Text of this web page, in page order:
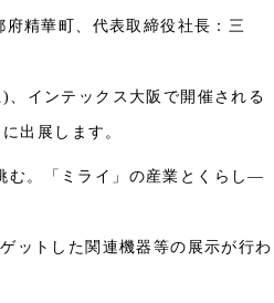
府精華町、代表取締役社長：三
) 、インテックス大阪で開催される
に出展します。
む。「ミライ」の産業とくらし―
ットした関連機器等の展示が行わ